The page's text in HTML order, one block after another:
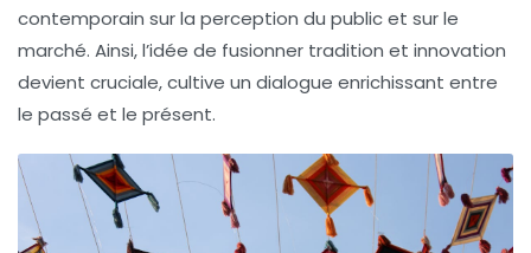
contemporain sur la perception du public et sur le
marché. Ainsi, l’idée de fusionner tradition et innovation
devient cruciale, cultive un dialogue enrichissant entre
le passé et le présent.